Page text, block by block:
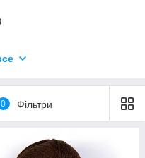
0 Фільтри